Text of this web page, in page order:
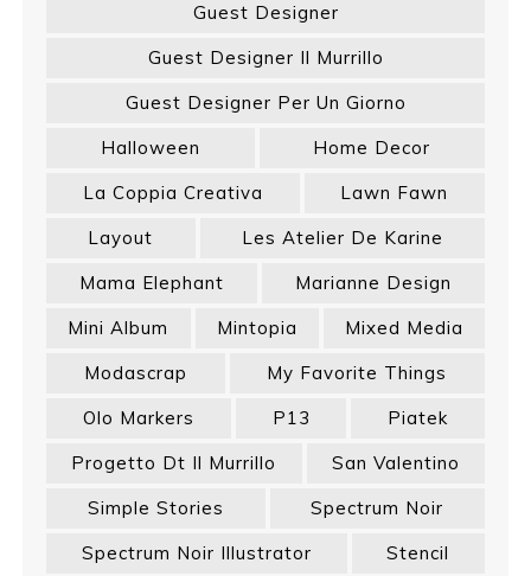
Guest Designer
Guest Designer Il Murrillo
Guest Designer Per Un Giorno
Halloween
Home Decor
La Coppia Creativa
Lawn Fawn
Layout
Les Atelier De Karine
Mama Elephant
Marianne Design
Mini Album
Mintopia
Mixed Media
Modascrap
My Favorite Things
Olo Markers
P13
Piatek
Progetto Dt Il Murrillo
San Valentino
Simple Stories
Spectrum Noir
Spectrum Noir Illustrator
Stencil